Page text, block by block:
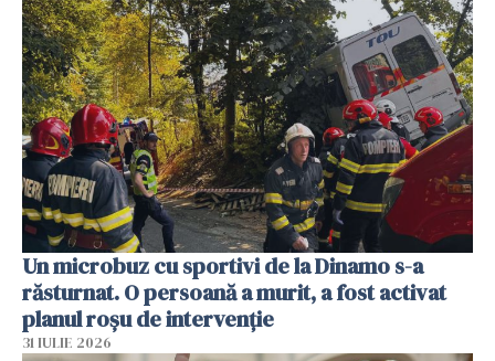
Un microbuz cu sportivi de la Dinamo s-a
răsturnat. O persoană a murit, a fost activat
planul roșu de intervenție
31 IULIE 2026